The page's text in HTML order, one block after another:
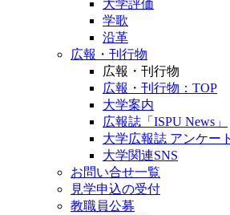
大学評価
学歌
沿革
広報・刊行物
広報・刊行物
広報・刊行物：TOP
大学案内
広報誌「ISPU News」
大学広報誌 アンケート
大学関連SNS
お問い合せ一覧
見学申込の受付
教職員公募